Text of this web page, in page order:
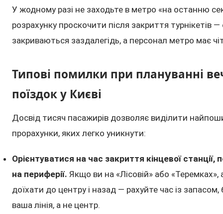
У жодному разі не заходьте в метро «на останню
розрахунку проскочити після закриття турнікетів —
закриваються заздалегідь, а персонал метро має
Типові помилки при плануванні
поїздок у Києві
Досвід тисяч пасажирів дозволяє виділити
прорахунки, яких легко уникнути:
Орієнтуватися на час закриття кінцевої станції,
на периферії. Якщо ви на «Лісовій» або «Теремках»,
доїхати до центру і назад — рахуйте час із запасом,
ваша лінія, а не центр.